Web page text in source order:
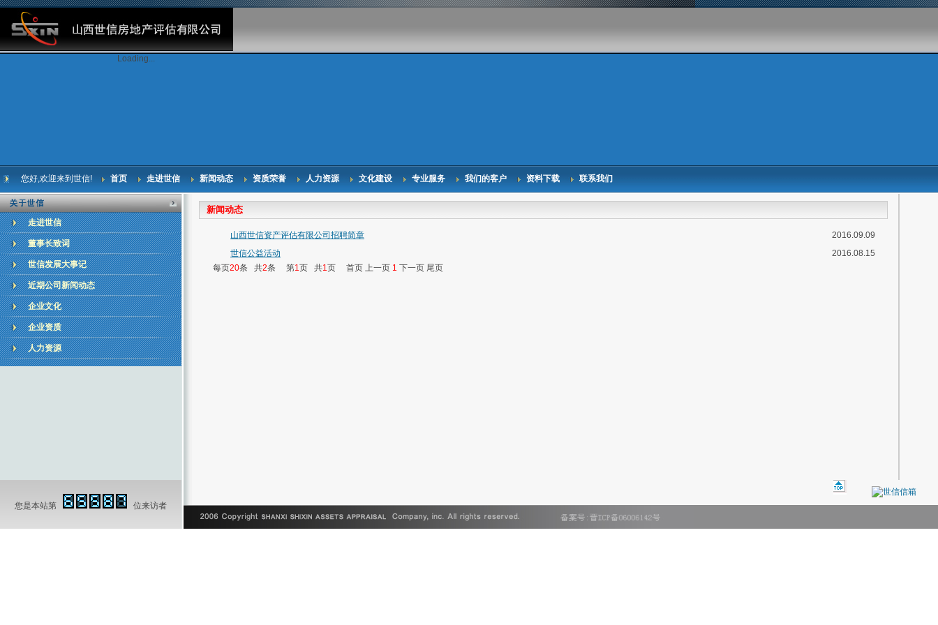
Loading...
您好,欢迎来到世信! 首页 走进世信 新闻动态 资质荣誉 人力资源 文化建设 专业服务 我们的客户 资料下载 联系我们
走进世信
董事长致词
世信发展大事记
近期公司新闻动态
企业文化
企业资质
人力资源
新闻动态
2016.09.09
山西世信资产评估有限公司招聘简章
2016.08.15
世信公益活动
每页20条 共2条 第1页 共1页 首页 上一页 1 下一页 尾页
您是本站第 位来访者